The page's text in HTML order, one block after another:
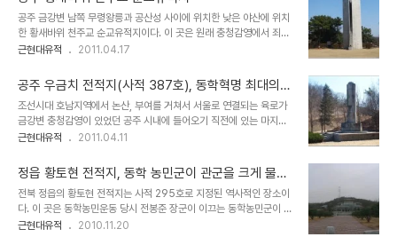
었던 장소처럼 황룡전투를 기념하기 위한 기념조형물 외에는 특별히
볼 수 있는 유적은 없지만 동학혁명이라는 구한말 중요한 역사적 사건
을 다시 한번 되새겨 볼 수 있는 장소라고 할 수 있다. 1994년에 세워
진 기념탑은 동학혁명을 상징하는 높이 30m의 죽창모양을 하고 있
엮어서 만든 장태를 굴리는 모습을 형상을 ..
공주 금강변 남쪽 무령왕릉과 공산성 사이에 위치한 낮은 야산에 위치
한 황새바위 천주교 순교유적지이다. 이 곳은 원래 충청감영에서 죄인
을 처형하던 장소로 서울의 서소문 순교지와 비슷한 성격을 가지고 있
대부분 관찰사가 가지고 있었던 것으로 보이며, 충청감사 관할내 죄인
들에 대한 처형은 대부분 이곳에서 이루어진 것으로 보인다. 특히, 구
한말 천주교가 충청 서해안을 중심으로 포교가 많이 일어났던 것으로
보이며, 프랑스인에 의한 남연군묘 도굴사건도 충청감사 관할지역인
내포에서 일어났기때문에 충청감사가 더욱 강경한 조치를 취했던 것
역 천주교를 이끌던 이존창이며, 기록에 의하면 2..
근현대유적 2011.04.17
공주 우금치 전적지(사적 387호), 동학혁명 최대의
격전지
조선시대 호남지역에서 논산, 부여를 거쳐서 서울로 연결되는 육로가
금강변 충청감영이 있었던 공주 시내에 들어오기 직전에 있는 마지막
고개가 우금치로 동학농민전쟁 당시 최대의 격전지이다. 동학혁명당
를 일으키고 전봉군이 이끄는 4천명의 농민군은 논산에서 손병휘가
이끄는 북접군과 합류하여 2만여명의 군세로 충청감영이 있는 공주로
진격했다. 호남지역에서 공주로 들어오는 관문이라고 할 수 있는 이 곳
우금치에서 관군과 일본군의 연합군과 대대적인 전투를 벌렸으나 관
군의 우세한 화력에 밀려 크게 패퇴하였다. 지금 우금치 전적지에는 당
근현대유적 2011.04.11
정읍 황토현 전적지, 동학 농민군이 관군을 크게 물리
친 곳 (사적 295호)
전북 정읍의 황토현 전적지는 사적 295호로 지정된 역사적인 장소이
다. 이 곳은 동학농민운동 당시 전봉준 장군이 이끄는 동학농민군이 관
군을 크게 물리친 곳이다. 이 곳 황토현 지역은 넓은 호남평야에서 높
근현대유적 2010.11.20